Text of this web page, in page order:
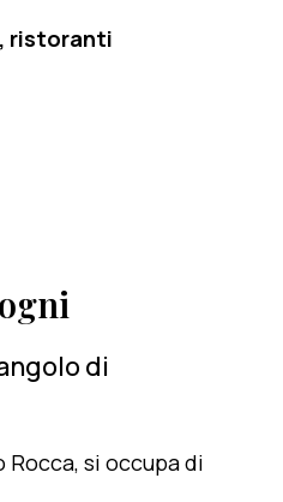
ristoranti
di
si occupa di